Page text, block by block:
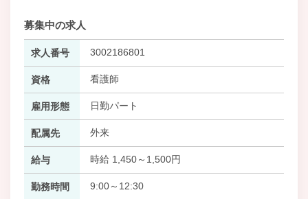
募集中の求人
求人番号 3002186801
資格 看護師
雇用形態 日勤パート
配属先 外来
給与 時給 1,450～1,500円
勤務時間 9:00～12:30